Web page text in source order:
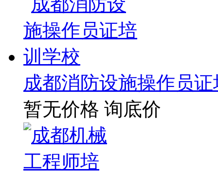
成都消防设施操作员
暂无价格 询底价